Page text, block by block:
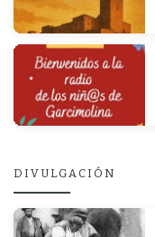
DIVULGACIÓN